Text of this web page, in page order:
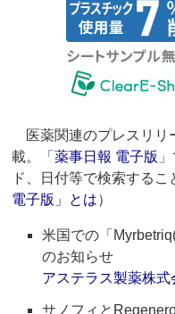
医薬関連のプレスリリ
載。「薬事日報 電子版
ド、日付等で検索する
電子版」とは）
米国での「
のお知らせ
アステラス製薬株式
サノフィと